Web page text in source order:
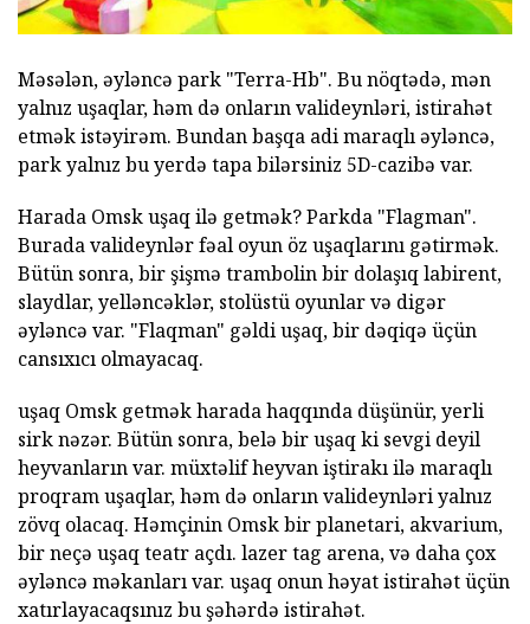
Məsələn, əyləncə park "Terra-Hb". Bu nöqtədə, mən
yalnız uşaqlar, həm də onların valideynləri, istirahət
etmək istəyirəm. Bundan başqa adi maraqlı əyləncə,
park yalnız bu yerdə tapa bilərsiniz 5D-cazibə var.
Harada Omsk uşaq ilə getmək? Parkda "Flagman".
Burada valideynlər fəal oyun öz uşaqlarını gətirmək.
Bütün sonra, bir şişmə trambolin bir dolaşıq labirent,
slaydlar, yelləncəklər, stolüstü oyunlar və digər
əyləncə var. "Flaqman" gəldi uşaq, bir dəqiqə üçün
cansıxıcı olmayacaq.
uşaq Omsk getmək harada haqqında düşünür, yerli
sirk nəzər. Bütün sonra, belə bir uşaq ki sevgi deyil
heyvanların var. müxtəlif heyvan iştirakı ilə maraqlı
proqram uşaqlar, həm də onların valideynləri yalnız
zövq olacaq. Həmçinin Omsk bir planetari, akvarium,
bir neçə uşaq teatr açdı. lazer tag arena, və daha çox
əyləncə məkanları var. uşaq onun həyat istirahət üçün
xatırlayacaqsınız bu şəhərdə istirahət.